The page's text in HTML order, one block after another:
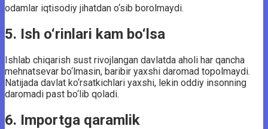
odamlar iqtisodiy jihatdan o‘sib borolmaydi.
5. Ish o‘rinlari kam bo‘lsa
Ishlab chiqarish sust rivojlangan davlatda aholi har qancha
mehnatsevar bo‘lmasin, baribir yaxshi daromad topolmaydi.
Natijada davlat ko‘rsatkichlari yaxshi, lekin oddiy insonning
daromadi past bo‘lib qoladi.
6. Importga qaramlik